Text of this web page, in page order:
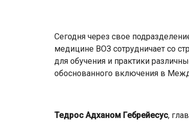
Сегодня через свое
медицине ВОЗ сотрудничает со
для обучения и практики
обоснованного включения в
Тедрос Адханом Гебрейесус,